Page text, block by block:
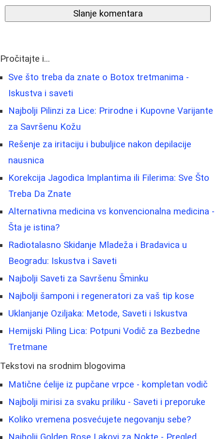
Slanje komentara
Pročitajte i...
Sve što treba da znate o Botox tretmanima -
Iskustva i saveti
Najbolji Pilinzi za Lice: Prirodne i Kupovne Varijante
za Savršenu Kožu
Rešenje za iritaciju i bubuljice nakon depilacije
nausnica
Korekcija Jagodica Implantima ili Filerima: Sve Što
Treba Da Znate
Alternativna medicina vs konvencionalna medicina -
Šta je istina?
Radiotalasno Skidanje Mladeža i Bradavica u
Beogradu: Iskustva i Saveti
Najbolji Saveti za Savršenu Šminku
Najbolji šamponi i regeneratori za vaš tip kose
Uklanjanje Oziljaka: Metode, Saveti i Iskustva
Hemijski Piling Lica: Potpuni Vodič za Bezbedne
Tretmane
Tekstovi na srodnim blogovima
Matične ćelije iz pupčane vrpce - kompletan vodič
Najbolji mirisi za svaku priliku - Saveti i preporuke
Koliko vremena posvećujete negovanju sebe?